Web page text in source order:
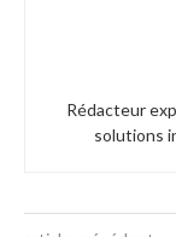
Rédacteur
solutions